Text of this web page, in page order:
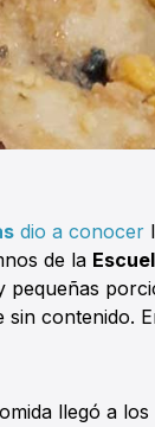
dio a conocer
de la
contenido.
llegó a